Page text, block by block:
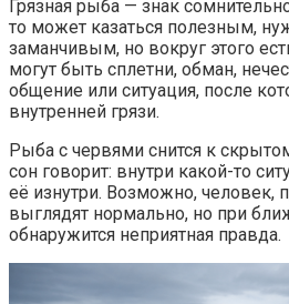
Грязная рыба — знак
то может казаться полезным,
заманчивым, но вокруг этого
могут быть сплетни, обман,
общение или ситуация, после
внутренней грязи.
Рыба с червями снится к
сон говорит: внутри какой-то
её изнутри. Возможно, человек,
выглядят нормально, но при
обнаружится неприятная правда.